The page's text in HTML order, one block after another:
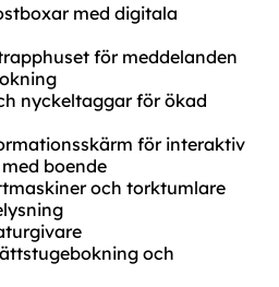
med digitala
för meddelanden
nyckeltaggar för ökad
för interaktiv
boende
och torktumlare
och